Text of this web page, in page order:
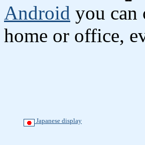
Android you can
home or office,
Japanese display